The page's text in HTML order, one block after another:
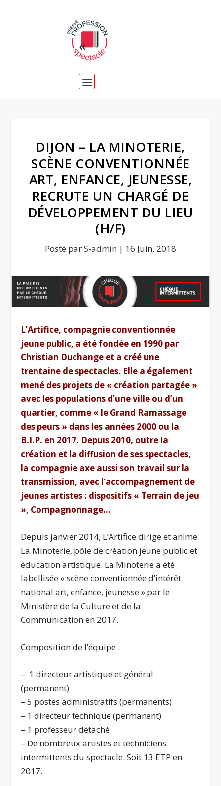
DIJON – LA MINOTERIE,
SCÈNE CONVENTIONNÉE
ART, ENFANCE, JEUNESSE,
RECRUTE UN CHARGÉ DE
DÉVELOPPEMENT DU LIEU
(H/F)
Posté parS-admin | 16 Juin, 2018
L’Artifice, compagnie conventionnée
jeune public, a été fondée en 1990 par
Christian Duchange et a créé une
trentaine de spectacles. Elle a également
mené des projets de « création partagée »
avec les populations d’une ville ou d’un
quartier, comme « le Grand Ramassage
des peurs » dans les années 2000 ou la
B.I.P. en 2017. Depuis 2010, outre la
création et la diffusion de ses spectacles,
la compagnie axe aussi son travail sur la
transmission, avec l’accompagnement de
jeunes artistes : dispositifs « Terrain de jeu
», Compagnonnage…
Depuis janvier 2014, L’Artifice dirige et anime
La Minoterie, pôle de création jeune public et
éducation artistique. La Minoterie a été
labellisée « scène conventionnée d’intérêt
national art, enfance, jeunesse » par le
Ministère de la Culture et de la
Communication en 2017.
Composition de l’équipe :
– 1 directeur artistique et général
(permanent)
– 5 postes administratifs (permanents)
– 1 directeur technique (permanent)
– 1 professeur détaché
– De nombreux artistes et techniciens
intermittents du spectacle. Soit 13 ETP en
2017.